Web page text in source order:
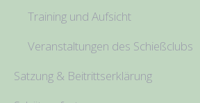
Training und Aufsicht
Veranstaltungen des Schießclubs
Satzung & Beitrittserklärung